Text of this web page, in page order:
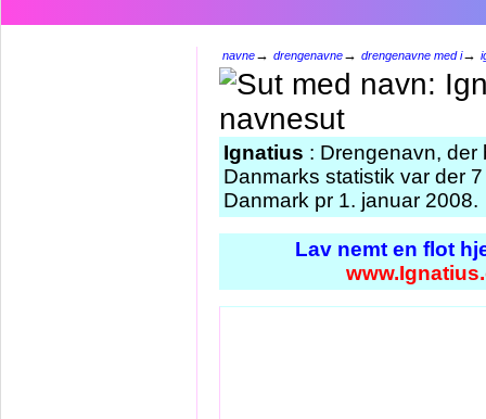
navne→ drengenavne→ drengenavne med i→
Ignatius : Drengenavn, der
Danmarks statistik var der
Danmark pr 1. januar 2008.
Lav nemt en flot